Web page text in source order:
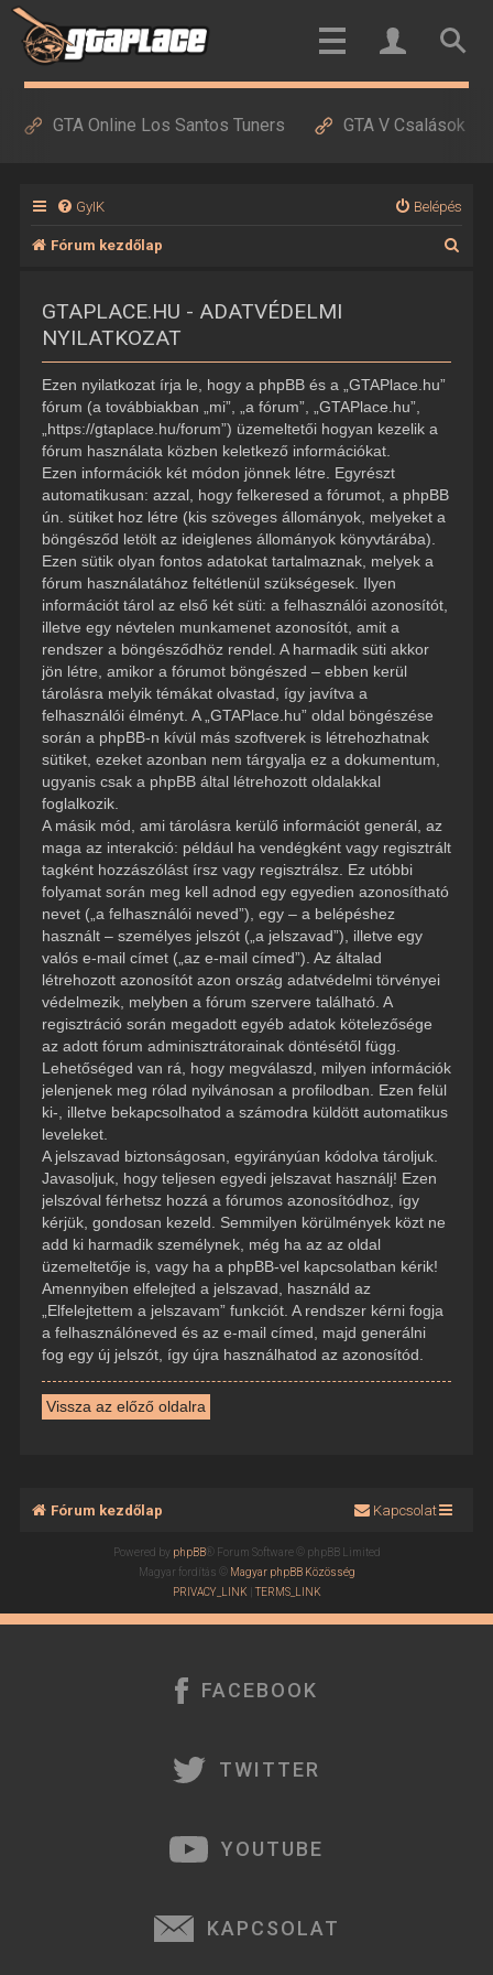
GTA Online Los Santos Tuners GTA V Csalások
GyIK Belépés
Fórum kezdőlap
GTAPLACE.HU - ADATVÉDELMI
NYILATKOZAT
Ezen nyilatkozat írja le, hogy a phpBB és a „GTAPlace.hu”
fórum (a továbbiakban „mi”, „a fórum”, „GTAPlace.hu”,
„https://gtaplace.hu/forum”) üzemeltetői hogyan kezelik a
fórum használata közben keletkező információkat.
Ezen információk két módon jönnek létre. Egyrészt
automatikusan: azzal, hogy felkeresed a fórumot, a phpBB
ún. sütiket hoz létre (kis szöveges állományok, melyeket a
böngésződ letölt az ideiglenes állományok könyvtárába).
Ezen sütik olyan fontos adatokat tartalmaznak, melyek a
fórum használatához feltétlenül szükségesek. Ilyen
információt tárol az első két süti: a felhasználói azonosítót,
illetve egy névtelen munkamenet azonosítót, amit a
rendszer a böngésződhöz rendel. A harmadik süti akkor
jön létre, amikor a fórumot böngészed – ebben kerül
tárolásra melyik témákat olvastad, így javítva a
felhasználói élményt. A „GTAPlace.hu” oldal böngészése
során a phpBB-n kívül más szoftverek is létrehozhatnak
sütiket, ezeket azonban nem tárgyalja ez a dokumentum,
ugyanis csak a phpBB által létrehozott oldalakkal
foglalkozik.
A másik mód, ami tárolásra kerülő információt generál, az
maga az interakció: például ha vendégként vagy regisztrált
tagként hozzászólást írsz vagy regisztrálsz. Ez utóbbi
folyamat során meg kell adnod egy egyedien azonosítható
nevet („a felhasználói neved”), egy – a belépéshez
használt – személyes jelszót („a jelszavad”), illetve egy
valós e-mail címet („az e-mail címed”). Az általad
létrehozott azonosítót azon ország adatvédelmi törvényei
védelmezik, melyben a fórum szervere található. A
regisztráció során megadott egyéb adatok kötelezősége
az adott fórum adminisztrátorainak döntésétől függ.
Lehetőséged van rá, hogy megválaszd, milyen információk
jelenjenek meg rólad nyilvánosan a profilodban. Ezen felül
ki-, illetve bekapcsolhatod a számodra küldött automatikus
leveleket.
A jelszavad biztonságosan, egyirányúan kódolva tároljuk.
Javasoljuk, hogy teljesen egyedi jelszavat használj! Ezen
jelszóval férhetsz hozzá a fórumos azonosítódhoz, így
kérjük, gondosan kezeld. Semmilyen körülmények közt ne
add ki harmadik személynek, még ha az az oldal
üzemeltetője is, vagy ha a phpBB-vel kapcsolatban kérik!
Amennyiben elfelejted a jelszavad, használd az
„Elfelejtettem a jelszavam” funkciót. A rendszer kérni fogja
a felhasználóneved és az e-mail címed, majd generálni
fog egy új jelszót, így újra használhatod az azonosítód.
Vissza az előző oldalra
Fórum kezdőlap Kapcsolat
Powered by phpBB® Forum Software © phpBB Limited
Magyar fordítás © Magyar phpBB Közösség
PRIVACY_LINK |TERMS_LINK
FACEBOOK
TWITTER
YOUTUBE
KAPCSOLAT